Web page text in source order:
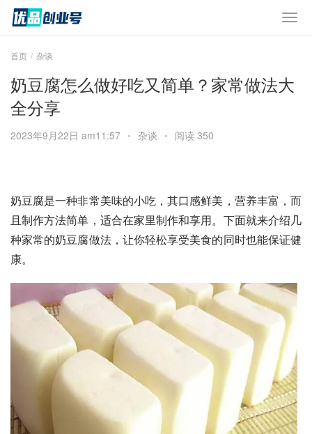
首页 杂谈
奶豆腐怎么做好吃又简单？家常做法大
全分享
2023年9月22日 am11:57 • 杂谈 • 阅读 350
奶豆腐是一种非常美味的小吃，其口感鲜美，营养丰富，而
且制作方法简单，适合在家里制作和享用。下面就来介绍几
种家常的奶豆腐做法，让你轻松享受美食的同时也能保证健
康。